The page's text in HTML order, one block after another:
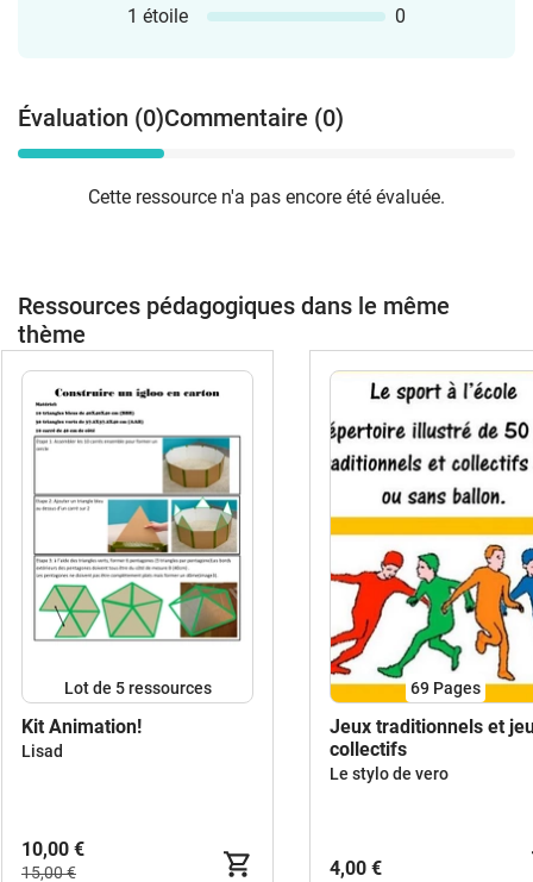
1 étoile
0
Évaluation (0)Commentaire (0)
Cette ressource n'a pas encore été évaluée.
Ressources pédagogiques dans le même
thème
Lot de 5 ressources
Kit Animation!
Lisad
10,00 €
15,00 €
69 Pages
Jeux traditionnels et
collectifs
Le stylo de vero
4,00 €